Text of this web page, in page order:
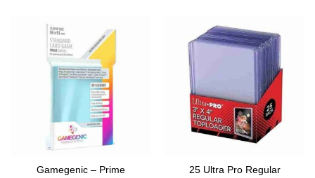
Gamegenic – Prime
25 Ultra Pro Regular